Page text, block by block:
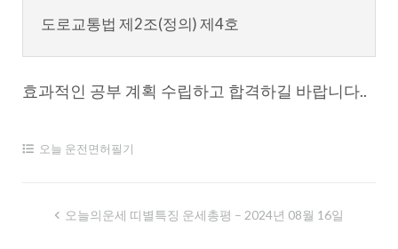
도로교통법 제2조(정의) 제4호
효과적인 공부 계획 수립하고 합격하길 바랍니다..
오늘 운전면허필기
오늘의운세 띠별특징 운세총평 – 2024년 08월 16일